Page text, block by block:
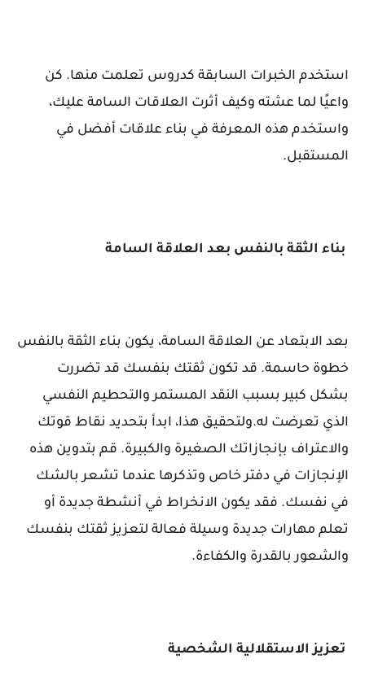
استخدم الخبرات السابقة كدروس تعلمت منها. كن
واعيًا لما عشته وكيف أثرت العلاقات السامة عليك،
واستخدم هذه المعرفة في بناء علاقات أفضل في
المستقبل.
بناء الثقة بالنفس بعد العلاقة السامة
بعد الابتعاد عن العلاقة السامة، يكون بناء الثقة بالنفس
خطوة حاسمة. قد تكون ثقتك بنفسك قد تضررت
بشكل كبير بسبب النقد المستمر والتحطيم النفسي
الذي تعرضت له.ولتحقيق هذا، ابدأ بتحديد نقاط قوتك
والاعتراف بإنجازاتك الصغيرة والكبيرة. قم بتدوين هذه
الإنجازات في دفتر خاص وتذكرها عندما تشعر بالشك
في نفسك. فقد يكون الانخراط في أنشطة جديدة أو
تعلم مهارات جديدة وسيلة فعالة لتعزيز ثقتك بنفسك
والشعور بالقدرة والكفاءة.
تعزيز الاستقلالية الشخصية